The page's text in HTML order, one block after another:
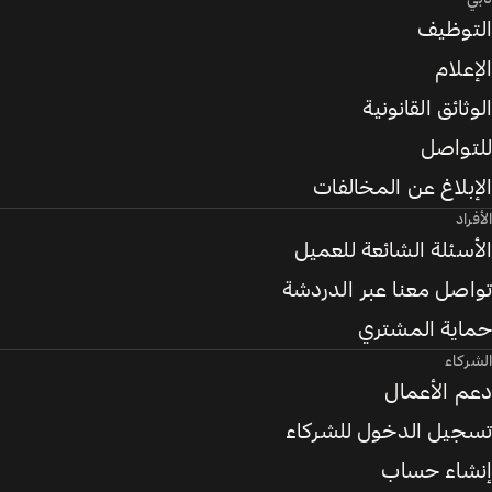
التوظيف
الإعلام
الوثائق القانونية
للتواصل
الإبلاغ عن المخالفات
الأفراد
الأسئلة الشائعة للعميل
تواصل معنا عبر الدردشة
حماية المشتري
الشركاء
دعم الأعمال
تسجيل الدخول للشركاء
إنشاء حساب